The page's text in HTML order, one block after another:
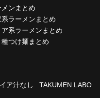
ンまとめ
系ラーメンまとめ
系ラーメンまとめ
種つけ麺まとめ
ア汁なし
TAKUMEN LABO